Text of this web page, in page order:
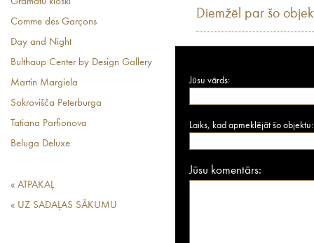
Comme des Garçons
Day and Night
Bulthaup Center by Design Gallery
Martin Margiela
Sokrovišča Peterburga
Tatiana Parfionova
Beluga Deluxe
« ATPAKAĻ
« UZ SADAĻAS SĀKUMU
Diemžēl par šo
Jūsu vārds:
Laiks, kad apmeklējāt šo objektu:
Jūsu komentārs: